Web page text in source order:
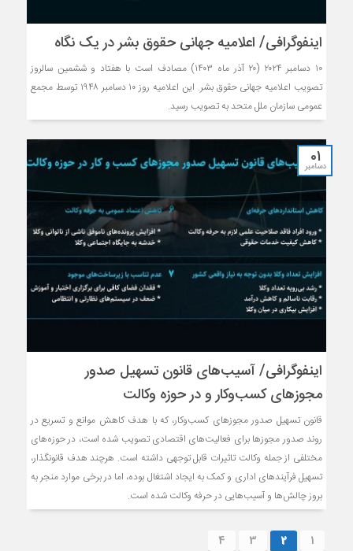
اینفوگرافی/ اعلامیه جهانی حقوق بشر در یک نگاه
۱۰ دسامبر ۲۰۲۴ (۲۰ آذر ماه ۱۴۰۳) مصادف است با هفتاد و ششمین سالروز
تصویب اعلامیه جهانی حقوق بشر. این اعلامیه روز ۱۰ دسامبر ۱۹۴۸ توسط مجمع
عمومی سازمان ملل متحد به تصویب رسید.
01
دسامبر
اینفوگرافی/ آسیب‌های قانون تسهیل صدور
مجوزهای کسب‌وکار و در حوزه وکالت
قانون تسهیل صدور مجوزهای کسب‌وکار، که با هدف کاهش موانع و تسریع در
روند صدور مجوزها برای فعالیت‌های اقتصادی تصویب شده است، در حوزه‌های
مختلفی از جمله وکالت تاثیرات قابل توجهی داشته است. هرچند هدف قانونگذار،
تسهیل فرآیندهای اداری و کمک به ایجاد اشتغال بوده، اما در برخی موارد منجر به
بروز چالش‌ها و آسیب‌هایی در حرفه وکالت شده است.
1
2
3
4